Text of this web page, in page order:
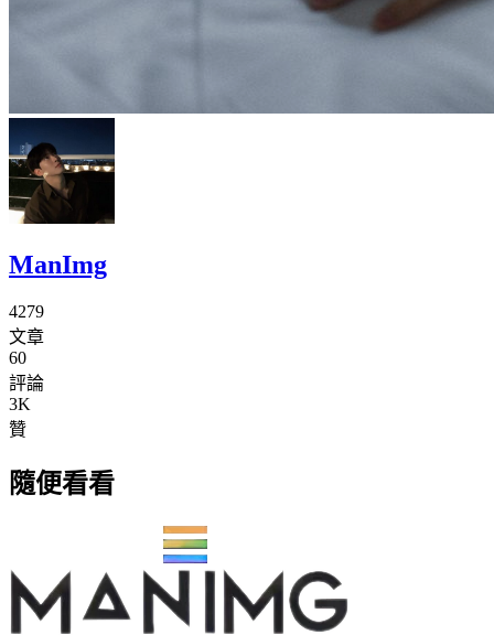
ManImg
4279
文章
60
評論
3K
贊
隨便看看